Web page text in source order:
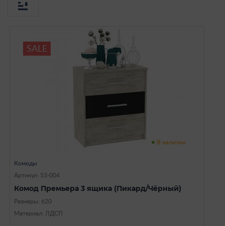
SALE
В наличии
Комоды
Артикул: 53-004
Комод Премьера 3 ящика (Пикард/Чёрный)
Размеры: 620
Материал: ЛДСП